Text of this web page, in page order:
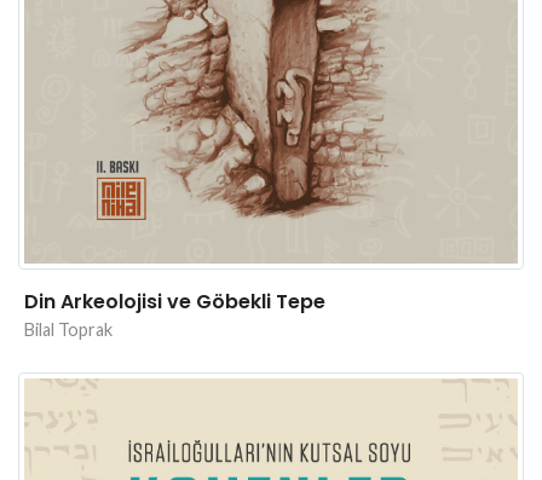
Din Arkeolojisi ve Göbekli Tepe
Bilal Toprak